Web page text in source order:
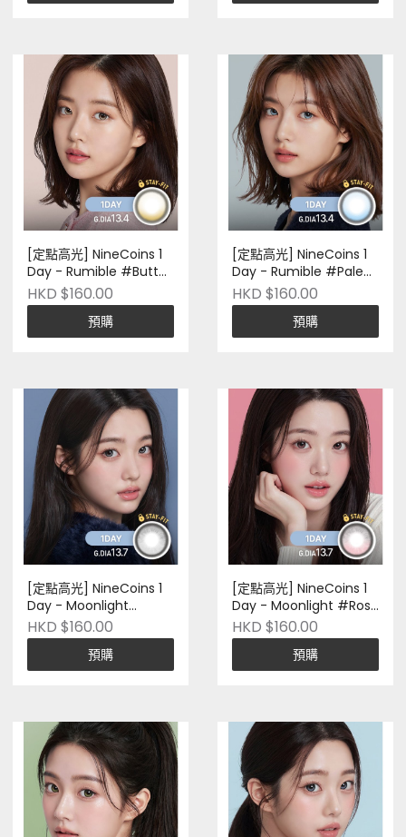
[定點高光] NineCoins 1
Day - Rumible #Butter
Brown｜十片裝｜
Silicone Hydrogel｜ 韓
國品牌｜Pre-Order
HKD $160.00
預購
[定點高光] NineCoins 1
Day - Rumible #Pale
Blue｜十片裝｜Silicone
Hydrogel｜ 韓國品牌｜
Pre-Order
HKD $160.00
預購
[定點高光] NineCoins 1
Day - Moonlight
#Silver Mist｜十片裝｜
Silicone Hydrogel｜ 韓
國品牌｜Pre-Order
HKD $160.00
預購
[定點高光] NineCoins 1
Day - Moonlight #Rosy
Beam｜十片裝｜
Silicone Hydrogel｜ 韓
國品牌｜Pre-Order
HKD $160.00
預購